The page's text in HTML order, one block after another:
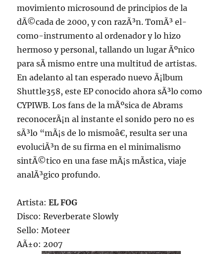
movimiento microsound de principios de la
dÃ©cada de 2000, y con razÃ³n. TomÃ³ el-
como-instrumento al ordenador y lo hizo
hermoso y personal, tallando un lugar Ãºnico
para sÃ­ mismo entre una multitud de artistas.
En adelanto al tan esperado nuevo Ã¡lbum
Shuttle358, este EP conocido ahora sÃ³lo como
CYPIWB. Los fans de la mÃºsica de Abrams
reconocerÃ¡n al instante el sonido pero no es
sÃ³lo “mÃ¡s de lo mismoâ€, resulta ser una
evoluciÃ³n de su firma en el minimalismo
sintÃ©tico en una fase mÃ¡s mÃ­stica, viaje
analÃ³gico profundo.
Artista:EL FOG
Disco: Reverberate Slowly
Sello: Moteer
AÃ±o: 2007